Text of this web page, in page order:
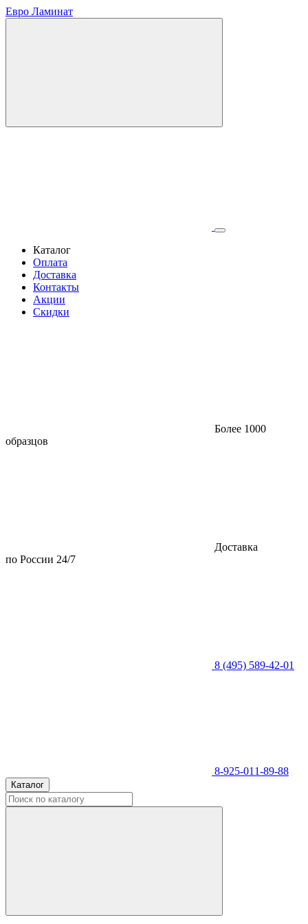
Евро Ламинат
Каталог
Оплата
Доставка
Контакты
Акции
Скидки
Более 1000
образцов
Доставка
по России 24/7
8 (495) 589-42-01
8-925-011-89-88
Каталог